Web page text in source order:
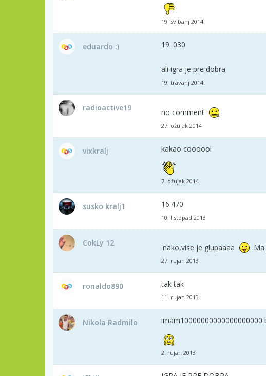
19. svibanj 2014
eduardo :) 19. 030
ali igra je pre dobra
19. travanj 2014
radioactive19 no comment
27. ožujak 2014
vixkralj kakao coooool
7. ožujak 2014
susko kralj1 16.470
10. listopad 2013
CokLy 12 'nako,vise je glupaaaa
27. rujan 2013
ronaldo890 tak tak
11. rujan 2013
Nikola Radmilo imam10000000000000000000
2. rujan 2013